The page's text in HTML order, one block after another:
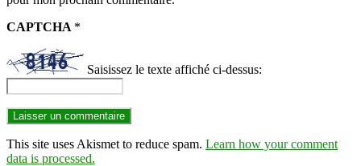
CAPTCHA *
Saisissez le texte affiché ci-dessus:
This site uses Akismet to reduce spam. Learn how your comment
data is processed.